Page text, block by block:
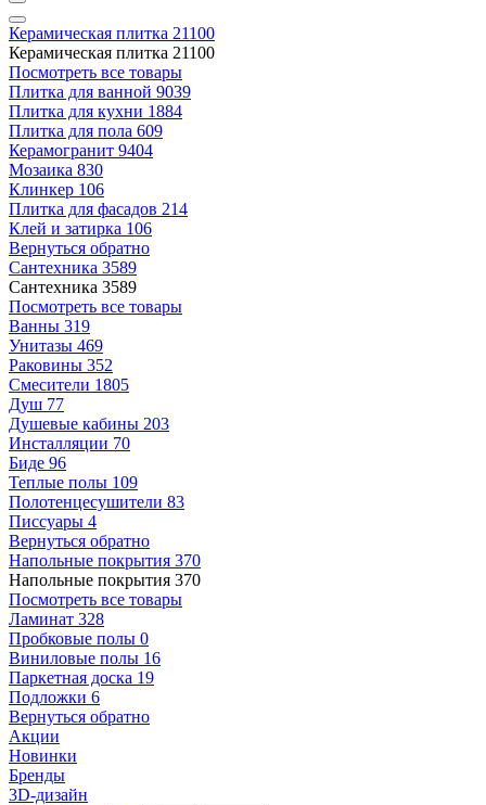
Керамическая плитка 21100
Керамическая плитка 21100
Посмотреть все товары
Плитка для ванной 9039
Плитка для кухни 1884
Плитка для пола 609
Керамогранит 9404
Мозаика 830
Клинкер 106
Плитка для фасадов 214
Клей и затирка 106
Вернуться обратно
Сантехника 3589
Сантехника 3589
Посмотреть все товары
Ванны 319
Унитазы 469
Раковины 352
Смесители 1805
Душ 77
Душевые кабины 203
Инсталляции 70
Биде 96
Теплые полы 109
Полотенцесушители 83
Писсуары 4
Вернуться обратно
Напольные покрытия 370
Напольные покрытия 370
Посмотреть все товары
Ламинат 328
Пробковые полы 0
Виниловые полы 16
Паркетная доска 19
Подложки 6
Вернуться обратно
Акции
Новинки
Бренды
3D-дизайн